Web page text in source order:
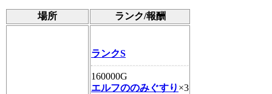
場所 ランク/報酬
ランクS
160000G
エルフののみぐすり ×3